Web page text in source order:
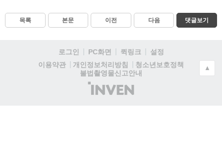
목록 본문 이전 다음 댓글보기
로그인 PC화면 퀵링크
설정
이용약관
개인정보처리방침
청소년보호정책
불법촬영물신고안내
(주)
인
▲